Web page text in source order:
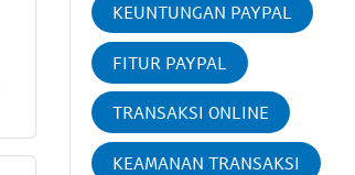
KEUNTUNGAN PAYPAL
FITUR PAYPAL
TRANSAKSI ONLINE
KEAMANAN TRANSAKSI